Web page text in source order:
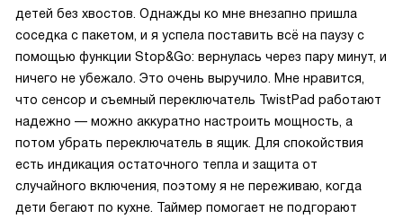
детей без хвостов. Однажды ко мне внезапно пришла
соседка с пакетом, и я успела поставить всё на паузу с
помощью функции Stop&Go: вернулась через пару минут, и
ничего не убежало. Это очень выручило. Мне нравится,
что сенсор и съемный переключатель TwistPad работают
надежно — можно аккуратно настроить мощность, а
потом убрать переключатель в ящик. Для спокойствия
есть индикация остаточного тепла и защита от
случайного включения, поэтому я не переживаю, когда
дети бегают по кухне. Таймер помогает не подгорают